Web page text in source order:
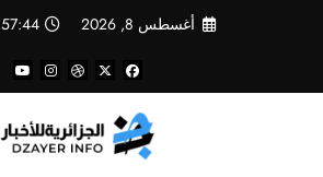
أغسطس 8, 2026 AM